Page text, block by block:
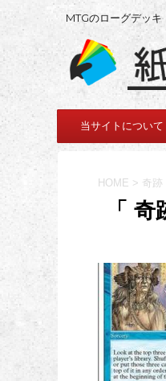
MTGのローグデッキ
当サイトについて
HOME > 奇跡
「